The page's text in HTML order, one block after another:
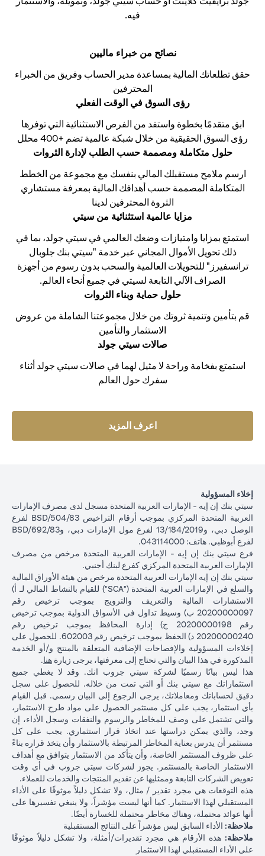
فيه.
نصائح من خبراء ماليين
حقق تطلعاتك المالية بمساعدة مدير الحساب وفريق من الخبراء
المحترفين
رؤى السوق في الوقت الفعلي
ابق متقدمًا بخطوة واستفد من الفرص الاستثنائية التي توفرها
رؤى السوق الحقيقية من خلال شبكة عالمية تضم +400 محلل
حلول متكاملة ومصممة حسب الطلب لإدارة الثروات
ارسم ملامح مستقبلك المالي بنفسك مع مجموعة من الخطط
المتكاملة المصممة حسب أهدافك المالية بمعرفة مستشاري
الثروة المحترفين لدينا
مزايا عالمية استثنائية من سيتي
استمتع بمزايا وامتيازات وضعك العالمي في سيتي جولد، بما في
ذلك تحويل الأموال المجاني عبر خدمة "سيتي بنك جلوبال
ترانسفيرز" للتحويلات العالمية والسحب بدون رسوم من أجهزة
الصراف الآلي التابعة لسيتي في جميع أنحاء العالم.
حلول حماية وبناء الثروات
قم بتأمين وتنمية ثروتك من خلال مجموعتنا الشاملة من عروض
الاستثمار والتأمين
صالات سيتي جولد
استمتع بفخامة وراحة لا مثيل لهما في صالات سيتي جولد أثناء
سفرك حول العالم
اعرف المزيد
إخلاء المسؤولية
سيتي بنك إن إيه - الإمارات العربية المتحدة مسجل لدى مصرف الإمارات
العربية المتحدة المركزي بموجب أرقام التراخيص BSD/504/83 لفرع
الوصل دبي، و13/184/2019 لفرع مول الإمارات دبي، وBSD/692/83
لفرع أبوظبي. هاتف: 043114000.
فرع سيتي بنك إن إيه - الإمارات العربية المتحدة مرخص من مصرف
الإمارات العربية المتحدة المركزي كفرع لبنك أجنبي.
سيتي بنك إن إيه الإمارات العربية المتحدة مرخص من هيئة الأوراق المالية
والسلع في الإمارات العربية المتحدة ("SCA") للقيام بالنشاط المالي لـ أ)
الاستشارات المالية والتعريف والترويج بموجب ترخيص رقم
20200000097 ب) وسيط تداول في الأسواق الدولية بموجب ترخيص
رقم 20200000198 ج) إدارة المحافظ بموجب ترخيص رقم
20200000240 د) الحفظ بموجب ترخيص رقم 602003. للحصول على
إخلاءات المسؤولية والإفصاحات الإضافية المتعلقة بالمنتج و/أو الخدمة
المذكورة في هذا البيان والتي تحتاج إلى معرفتها، يرجى زيارة هنا.
هذا ليس بيانًا رسميًا لشركة سيتي جروب انك. وقد لا يغطي جميع
استثماراتك مع سيتي بنك أو التي تمت من خلاله. للحصول على سجل
دقيق لحساباتك ومعاملاتك، يرجى الرجوع إلى البيان رسمي. قبل القيام
بأي استثمار، يجب على كل مستثمر الحصول على مواد طرح الاستثمار،
والتي تشتمل على وصف للمخاطر والرسوم والنفقات وسجل الأداء، إن
وجد، والذي يمكن دراستها عند اتخاذ قرار استثماري. يجب على كل
مستثمر أن يدرس بعناية المخاطر المرتبطة بالاستثمار وأن يتخذ قراره بناءً
على ظروف المستثمر الخاصة، وأن يتأكد من الاستثمار يتوافق مع أهداف
الاستثمار الخاصة بالمستثمر. يجوز لشركات سيتي جروب في أي وقت
تعويض الشركات التابعة وممثليها عن تقديم المنتجات والخدمات للعملاء.
هذه التوقعات هي مجرد تقدير / مثال، ولا تشكل دليلاً موثوقًا على الأداء
المستقبلي لهذا الاستثمار. كما أنها ليست مؤشراً، ولا ينبغي تفسيرها على
أنها عوائد محتملة، وهناك مخاطر محتملة للخسارة أيضًا.
ملاحظة: الأداء السابق ليس مؤشراً على النتائج المستقبلية
ملاحظة: هذه الأرقام هي مجرد تقديرات/أمثلة، ولا تشكل دليلاً موثوقًا
على الأداء المستقبلي لهذا الاستثمار